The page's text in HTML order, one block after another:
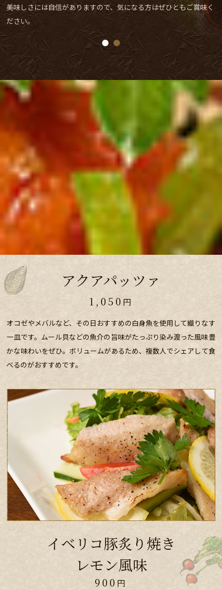
しみいただけます。オイルとの相性抜群なバゲットは、追加注文も
大歓迎です。
アクアパッツァ
1,050 円
オコゼやメバルなど、その日おすすめの白身魚を使用して織りなす
一皿です。ムール貝などの魚介の旨味がたっぷり染み渡った風味豊
かな味わいをぜひ。ボリュームがあるため、複数人でシェアして食
べるのがおすすめです。
イベリコ豚炙り焼き
レモン風味
900 円